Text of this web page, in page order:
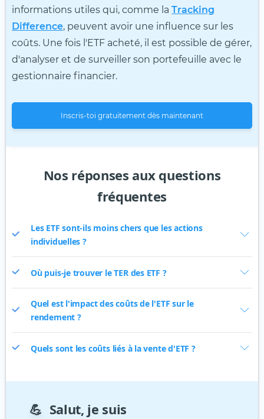
informations utiles qui, comme la Tracking
Difference, peuvent avoir une influence sur les
coûts. Une fois l'ETF acheté, il est possible de gérer,
d'analyser et de surveiller son portefeuille avec le
gestionnaire financier.
Inscris-toi gratuitement dès maintenant
Nos réponses aux questions
fréquentes
Les ETF sont-ils moins chers que les actions
individuelles ?
Où puis-je trouver le TER des ETF ?
Quel est l'impact des coûts de l'ETF sur le
rendement ?
Quels sont les coûts liés à la vente d'ETF ?
💪 Salut, je suis